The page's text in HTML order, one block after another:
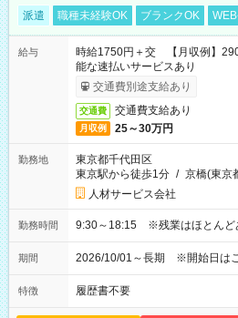
派遣 職種未経験OK ブランクOK
給与
時給1750円＋交 【月収例】
能な速払いサービスあり
交通費別途支給あり
交通費 交通費支給あり
月収例 25～30万円
勤務地
東京都千代田区
東京駅から徒歩1分 / 京橋(東京
人材サービス会社
勤務時間 9:30～18:15 ※残業はほとんど
期間 2026/10/01～長期 ※開始日は
特徴 履歴書不要